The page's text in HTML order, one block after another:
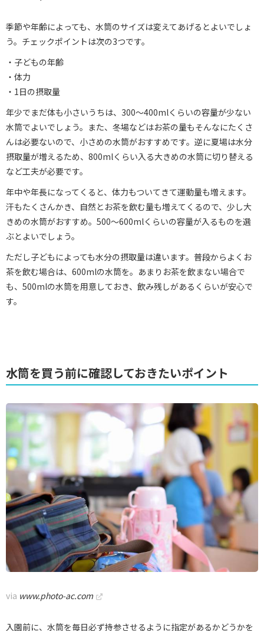
季節や年齢によっても、水筒のサイズは変えてあげるとよいでしょ
う。チェックポイントは次の3つです。
・子どもの年齢
・体力
・1日の摂取量
年少でまだ体も小さいうちは、300～400mlくらいの容量が少ない
水筒でよいでしょう。また、冬場などはお茶の量もそんなにたくさ
んは必要ないので、小さめの水筒がおすすめです。逆に夏場は水分
摂取量が増えるため、800mlくらい入る大きめの水筒に切り替える
など工夫が必要です。
年中や年長になってくると、体力もついてきて運動量も増えます。
汗もたくさんかき、自然とお茶を飲む量も増えてくるので、少し大
きめの水筒がおすすめ。500～600mlくらいの容量が入るものを選
ぶとよいでしょう。
ただし子どもによっても水分の摂取量は違います。普段からよくお
茶を飲む場合は、600mlの水筒を。あまりお茶を飲まない場合で
も、500mlの水筒を用意しておき、飲み残しがあるくらいが安心で
す。
水筒を買う前に確認しておきたいポイント
via www.photo-ac.com
入園前に、水筒を毎日必ず持参させるように指定があるかどうかを